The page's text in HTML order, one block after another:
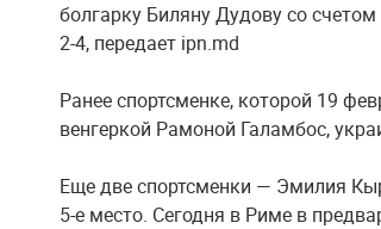
болгарку Биляну Дудову со
2-4, передает ipn.md
Ранее спортсменке, которой 19
венгеркой Рамоной Галамбос,
Еще две спортсменки — Эмилия
5-е место. Сегодня в Риме в